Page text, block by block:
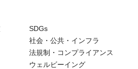
SDGs
社会・公共・インフラ
法規制・コンプライアンス
ウェルビーイング